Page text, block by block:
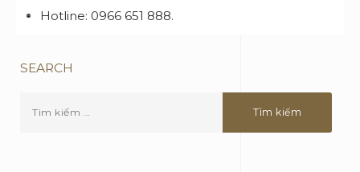
Hotline: 0966 651 888.
SEARCH